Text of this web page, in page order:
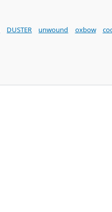
DUSTER unwound oxbow